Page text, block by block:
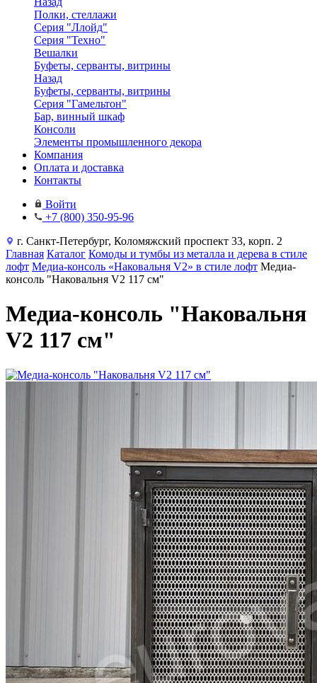
Полки, стеллажи
Серия "Ллойд"
Серия "Техно"
Вешалки
Буфеты, серванты, витрины
Назад
Буфеты, серванты, витрины
Серия "Гамельтон"
Бар, винный шкаф
Консоли
Элементы промышленного декора
Компания
Оплата и доставка
Контакты
Войти
+7 (800) 350-95-96
г. Санкт-Петербург, Коломяжский проспект 33, корп. 2
Главная Каталог Комоды и тумбы из металла и дерева в стиле
лофт Медиа-консоль «Наковальня V2» в стиле лофт Медиа-
консоль "Наковальня V2 117 см"
Медиа-консоль "Наковальня
V2 117 см"